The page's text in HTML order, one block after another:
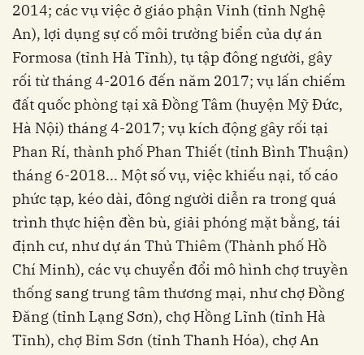
2014; các vụ việc ở giáo phận Vinh (tỉnh Nghệ
An), lợi dụng sự cố môi trường biển của dự án
Formosa (tỉnh Hà Tĩnh), tụ tập đông người, gây
rối từ tháng 4-2016 đến năm 2017; vụ lấn chiếm
đất quốc phòng tại xã Đồng Tâm (huyện Mỹ Đức,
Hà Nội) tháng 4-2017; vụ kích động gây rối tại
Phan Rí, thành phố Phan Thiết (tỉnh Bình Thuận)
tháng 6-2018... Một số vụ, việc khiếu nại, tố cáo
phức tạp, kéo dài, đông người diễn ra trong quá
trình thực hiện đền bù, giải phóng mặt bằng, tái
định cư, như dự án Thủ Thiêm (Thành phố Hồ
Chí Minh), các vụ chuyển đổi mô hình chợ truyền
thống sang trung tâm thương mại, như chợ Đồng
Đăng (tỉnh Lạng Sơn), chợ Hồng Lĩnh (tỉnh Hà
Tĩnh), chợ Bỉm Sơn (tỉnh Thanh Hóa), chợ An